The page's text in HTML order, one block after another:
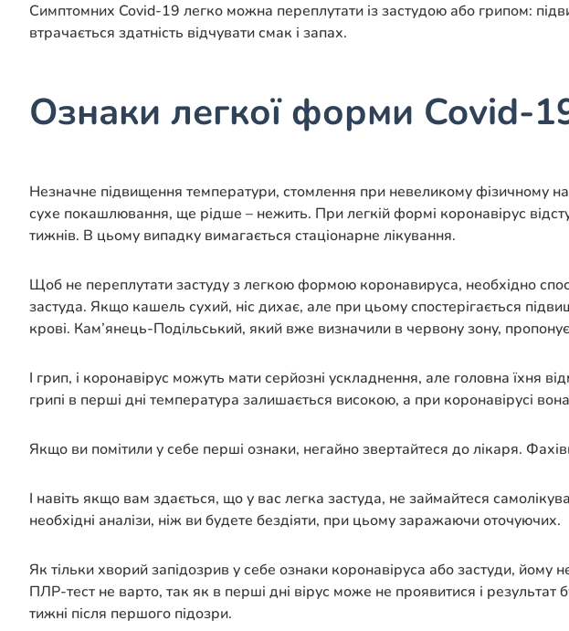
Симптомних Covid-19 легко можна переплутати із застудою або грипом:
втрачається здатність відчувати смак і запах.
Ознаки легкої форми Covid-
Незначне підвищення температури, стомлення при невеликому фізичному
сухе покашлювання, ще рідше – нежить. При легкій формі коронавірус
тижнів. В цьому випадку вимагається стаціонарне лікування.
Щоб не переплутати застуду з легкою формою коронавируса, необхідно
застуда. Якщо кашель сухий, ніс дихає, але при цьому спостерігається
крові. Кам’янець-Подільський, який вже визначили в червону зону,
І грип, і коронавірус можуть мати серйозні ускладнення, але головна їхня
грипі в перші дні температура залишається високою, а при коронавірусі
Якщо ви помітили у себе перші ознаки, негайно звертайтеся до лікаря.
І навіть якщо вам здається, що у вас легка застуда, не займайтеся
необхідні аналізи, ніж ви будете бездіяти, при цьому заражаючи оточуючих.
Як тільки хворий запідозрив у себе ознаки коронавіруса або застуди,
ПЛР-тест не варто, так як в перші дні вірус може не проявитися і
тижні після першого підозри.